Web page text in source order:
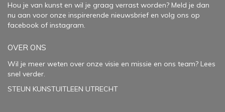
Hou je van kunst en wil je graag verrast worden? Meld je dan
nu aan voor onze inspirerende nieuwsbrief en volg ons op
facebook of instagram.
OVER ONS
Wil je meer weten over onze visie en missie en ons team? Lees
snel verder.
STEUN KUNSTUITLEEN UTRECHT